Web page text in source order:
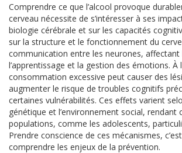
Comprendre ce que l’alcool provoque
cerveau nécessite de s’intéresser à ses
biologie cérébrale et sur les capacités
sur la structure et le fonctionnement du
communication entre les neurones,
l’apprentissage et la gestion des émotions. À
consommation excessive peut causer des
augmenter le risque de troubles cognitifs
certaines vulnérabilités. Ces effets varient
génétique et l’environnement social, rendant
populations, comme les adolescents,
Prendre conscience de ces mécanismes,
comprendre les enjeux de la prévention.